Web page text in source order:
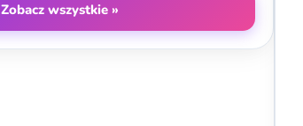
Zobacz wszystkie »